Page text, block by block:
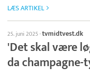
LÆS ARTIKEL
25. juni 2025·tvmidtvest.dk
'Det skal være
da